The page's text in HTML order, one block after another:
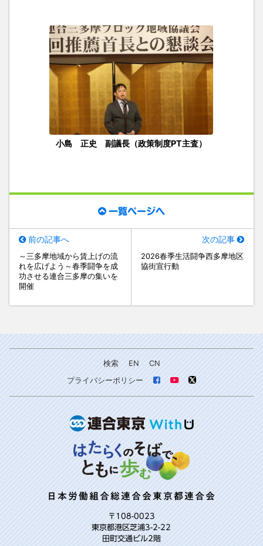
小島 正史 副議長（政策制度PT主査）
一覧ページへ
前の記事へ
～三多摩地域から賃上げの流
れを広げよう～春季闘争を成
功させる連合三多摩の集いを
開催
次の記事
2026春季生活闘争西多摩地区
協街宣行動
検索 EN
CN
プライバシーポリシー
日本労働組合総連合会東京都連合会
〒108-0023
東京都港区芝浦3-2-22
田町交通ビル2階